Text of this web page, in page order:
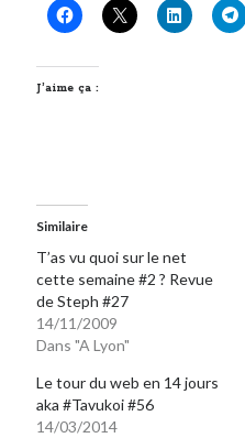
J’aime ça :
Similaire
T’as vu quoi sur le net
cette semaine #2 ? Revue
de Steph #27
14/11/2009
Dans "A Lyon"
Le tour du web en 14 jours
aka #Tavukoi #56
14/03/2014